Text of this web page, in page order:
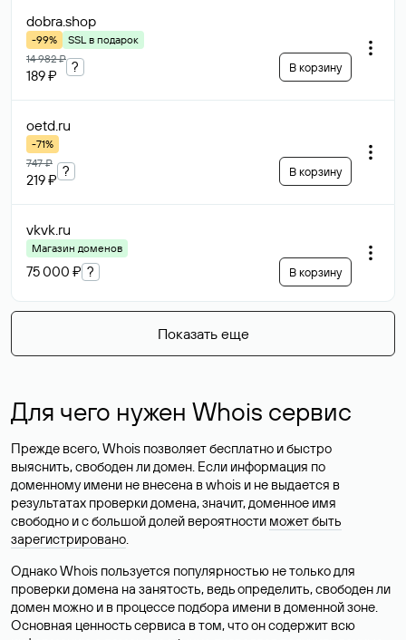
dobra.shop
-99%
SSL в подарок
14 982 ₽
189 ₽
? В корзину
oetd.ru
-71%
747 ₽
219 ₽
? В корзину
vkvk.ru
Магазин доменов
75 000 ₽ ? В корзину
Показать еще
Для чего нужен Whois сервис
Прежде всего, Whois позволяет бесплатно и быстро
выяснить, свободен ли домен. Если информация по
доменному имени не внесена в whois и не выдается в
результатах проверки домена, значит, доменное имя
свободно и с большой долей вероятности может быть
зарегистрировано.
Однако Whois пользуется популярностью не только для
проверки домена на занятость, ведь определить, свободен ли
домен можно и в процессе подбора имени в доменной зоне.
Основная ценность сервиса в том, что он содержит всю